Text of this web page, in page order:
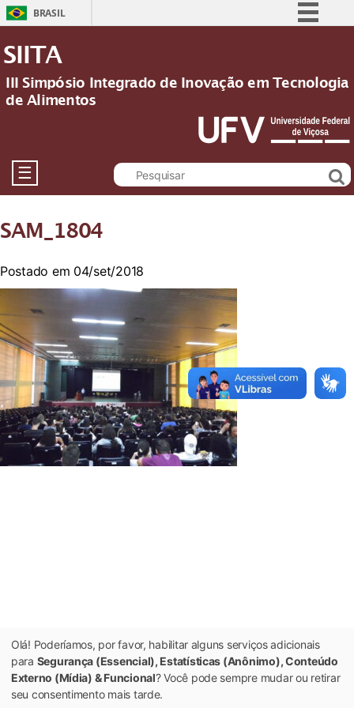
BRASIL
Participe
Acesso à informação
Legislação
Canais
SIITA
III Simpósio Integrado de Inovação em Tecnologia
de Alimentos
☰
SAM_1804
Postado em 04/set/2018
Olá! Poderíamos, por favor, habilitar alguns serviços adicionais
para Segurança (Essencial), Estatísticas (Anônimo), Conteúdo
Externo (Mídia) & Funcional? Você pode sempre mudar ou retirar
seu consentimento mais tarde.